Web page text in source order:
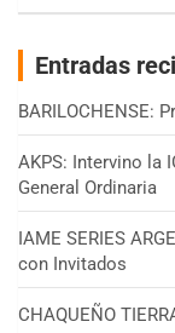
Entradas
BARILOCHENSE:
AKPS: Intervino la
General Ordinaria
IAME SERIES
con Invitados
CHAQUEÑO